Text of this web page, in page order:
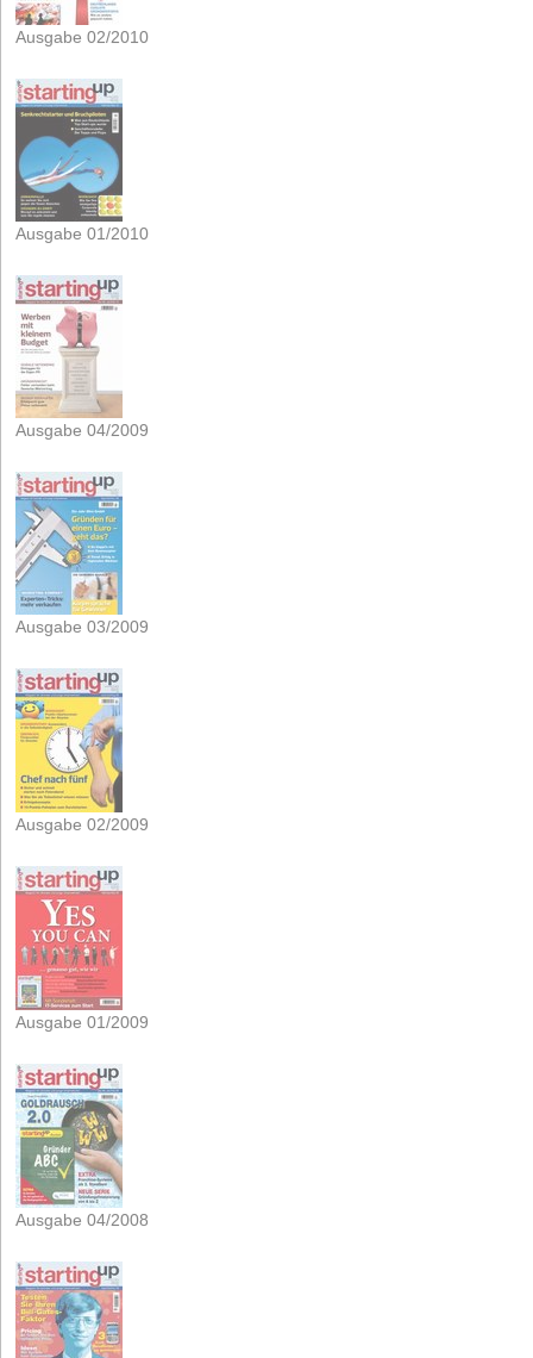
Ausgabe 02/2010
Ausgabe 01/2010
Ausgabe 04/2009
Ausgabe 03/2009
Ausgabe 02/2009
Ausgabe 01/2009
Ausgabe 04/2008